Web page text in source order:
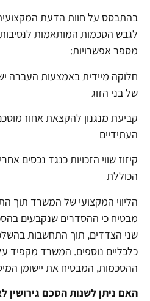
בהתבסס על חוות הדעת
לגבש הסכמות המותאמות
מספר אפשרויות:
חלוקה מיידית באמצעות העברה
של בני הזוג
קביעת מנגנון להקצאת אחוז
העתידיים
קיזוז שווי הזכויות כנגד נכסים
הכוללת
הליווי המקצועי של המשרד תוך
מבטיח כי ההסדרים שנקבעים
שני הצדדים, תוך התחשבות
כלכליים נוספים. המשרד מקפיד
ההסכמות, המבטיח את יישומן
האם ניתן לשנות הסכם גירושין